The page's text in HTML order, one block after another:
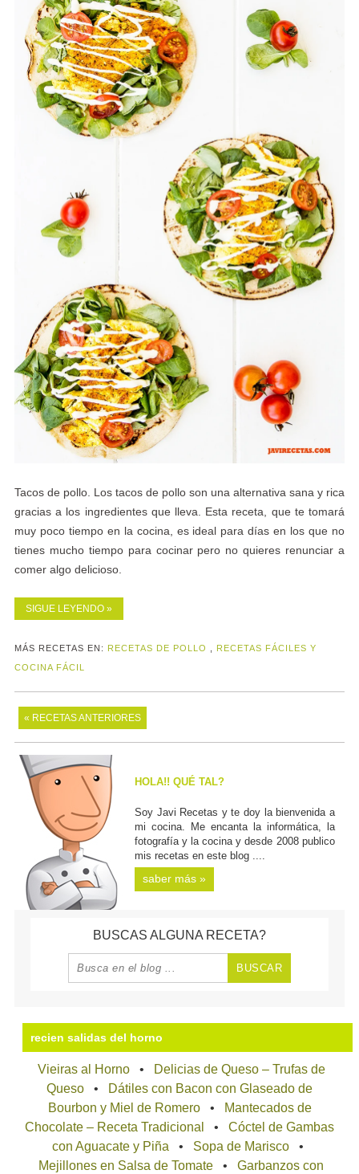
Tacos de pollo. Los tacos de pollo son una alternativa sana y rica
gracias a los ingredientes que lleva. Esta receta, que te tomará
muy poco tiempo en la cocina, es ideal para días en los que no
tienes mucho tiempo para cocinar pero no quieres renunciar a
comer algo delicioso.
SIGUE LEYENDO »
MÁS RECETAS EN: RECETAS DE POLLO
RECETAS FÁCILES Y
COCINA FÁCIL
« RECETAS ANTERIORES
HOLA!! QUÉ TAL?
Soy Javi Recetas y te doy la bienvenida a
mi cocina. Me encanta la informática, la
fotografía y la cocina y desde 2008 publico
mis recetas en este blog ....
saber más »
BUSCAS ALGUNA RECETA?
recien salidas del horno
Vieiras al Horno
Delicias de Queso – Trufas de
Queso
Dátiles con Bacon con Glaseado de
Bourbon y Miel de Romero
Mantecados de
Chocolate – Receta Tradicional
Cóctel de Gambas
con Aguacate y Piña
Sopa de Marisco
Mejillones en Salsa de Tomate
Garbanzos con